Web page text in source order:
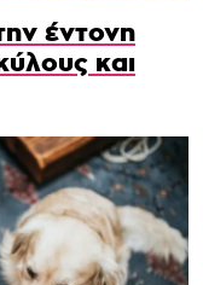
έντονη
και